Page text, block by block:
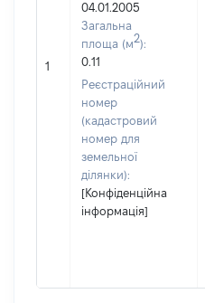
1
04.01.2005
Загальна
площа (м2):
0.11
Реєстраційний
номер
(кадастровий
номер для
земельної
ділянки):
[Конфіденційна
інформація]